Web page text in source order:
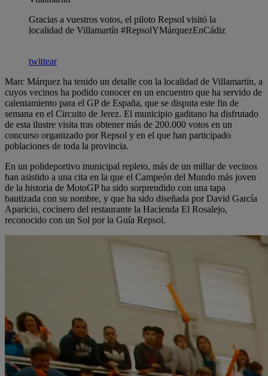
Gracias a vuestros votos, el piloto Repsol visitó la
localidad de Villamartín #RepsolYMárquezEnCádiz
twittear
Marc Márquez ha tenido un detalle con la localidad de Villamartín, a
cuyos vecinos ha podido conocer en un encuentro que ha servido de
calentamiento para el GP de España, que se disputa este fin de
semana en el Circuito de Jerez. El municipio gaditano ha disfrutado
de esta ilustre visita tras obtener más de 200.000 votos en un
concurso organizado por Repsol y en el que han participado
poblaciones de toda la provincia.
En un polideportivo municipal repleto, más de un millar de vecinos
han asistido a una cita en la que el Campeón del Mundo más joven
de la historia de MotoGP ha sido sorprendido con una tapa
bautizada con su nombre, y que ha sido diseñada por David García
Aparicio, cocinero del restaurante la Hacienda El Rosalejo,
reconocido con un Sol por la Guía Repsol.